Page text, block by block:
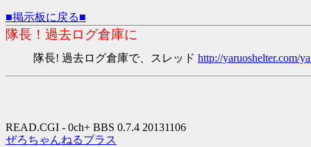
■掲示板に戻る■
隊長！過去ログ倉庫に
隊長! 過去ログ倉庫で、スレッド http://yaruoshelter.com/
READ.CGI - 0ch+ BBS 0.7.4 20131106
ぜろちゃんねるプラス